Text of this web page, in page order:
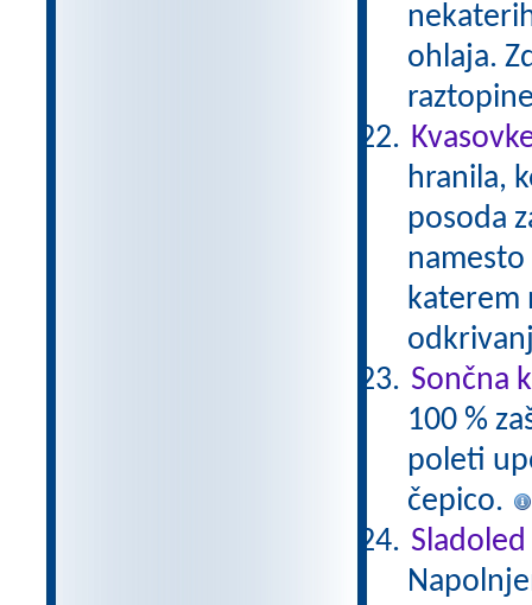
ohlaja.
hranila,
posoda
katerem
Sončna
100 %
poleti
čepico.